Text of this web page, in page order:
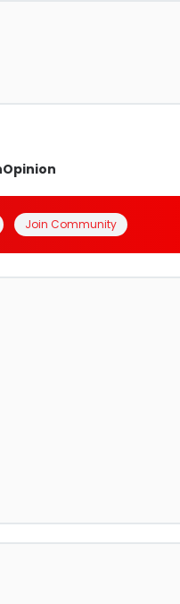
Opinion
Join Community